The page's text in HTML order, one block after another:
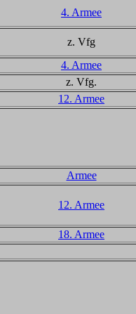
4. Armee
z. Vfg
4. Armee
z. Vfg.
12. Armee
Armee
12. Armee
18. Armee